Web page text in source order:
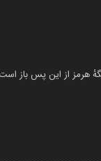
هرمز از این پس باز